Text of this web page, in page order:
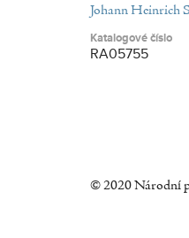
Johann Heinrich
Katalogové číslo
RA05755
© 2020 Národní